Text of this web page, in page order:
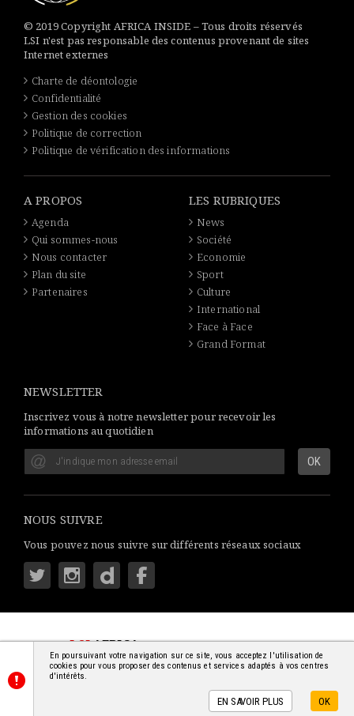
© 2019 Copyright AFRICA INSIDE – Tous droits réservés
LSI n'est pas responsable des contenus provenant de sites
Internet externes
Charte de déontologie
Confidentialité
Gestion des cookies
Politique de correction
Politique de vérification des informations
A PROPOS
Agenda
Qui sommes-nous
Nous contacter
Plan du site
Partenaires
LES RUBRIQUES
News
Société
Economie
Sport
Culture
International
Face à Face
Grand Format
NEWSLETTER
Inscrivez vous à notre newsletter pour recevoir les
informations au quotidien
NOUS SUIVRE
Vous pouvez nous suivre sur différents réseaux sociaux
LSIAFRICA: S'INFORMER SIMPLEMENT
© 2018-2026 - TOUS DROITS RÉSERVÉS
En poursuivant votre navigation sur ce site, vous acceptez l'utilisation de
cookies pour vous proposer des contenus et services adaptés à vos centres
d'intérêts.
EN SAVOIR PLUS OK